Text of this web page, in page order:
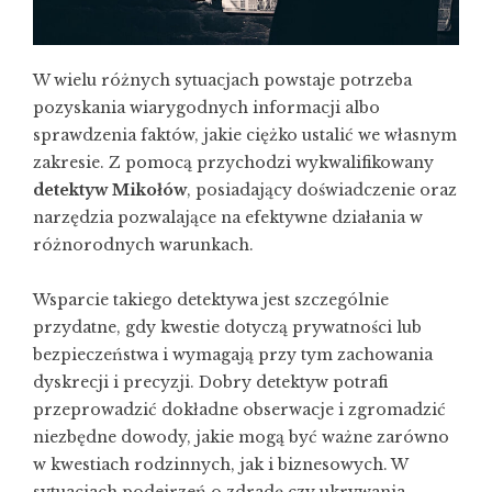
W wielu różnych sytuacjach powstaje potrzeba
pozyskania wiarygodnych informacji albo
sprawdzenia faktów, jakie ciężko ustalić we własnym
zakresie. Z pomocą przychodzi wykwalifikowany
detektyw Mikołów, posiadający doświadczenie oraz
narzędzia pozwalające na efektywne działania w
różnorodnych warunkach.
Wsparcie takiego detektywa jest szczególnie
przydatne, gdy kwestie dotyczą prywatności lub
bezpieczeństwa i wymagają przy tym zachowania
dyskrecji i precyzji. Dobry detektyw potrafi
przeprowadzić dokładne obserwacje i zgromadzić
niezbędne dowody, jakie mogą być ważne zarówno
w kwestiach rodzinnych, jak i biznesowych. W